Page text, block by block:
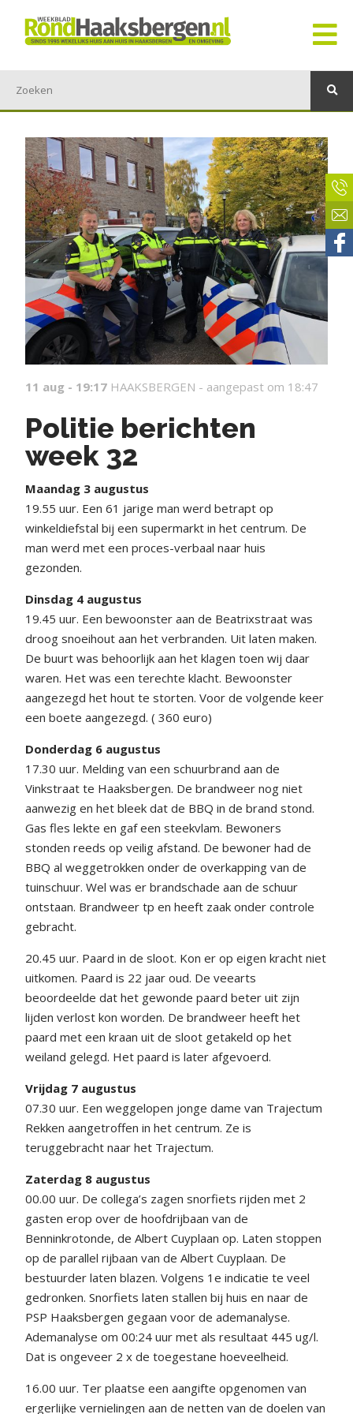
11 aug - 19:17 HAAKSBERGEN - aangepast om 18:47
Politie berichten
week 32
Maandag 3 augustus
19.55 uur. Een 61 jarige man werd betrapt op
winkeldiefstal bij een supermarkt in het centrum. De
man werd met een proces-verbaal naar huis
gezonden.
Dinsdag 4 augustus
19.45 uur. Een bewoonster aan de Beatrixstraat was
droog snoeihout aan het verbranden. Uit laten maken.
De buurt was behoorlijk aan het klagen toen wij daar
waren. Het was een terechte klacht. Bewoonster
aangezegd het hout te storten. Voor de volgende keer
een boete aangezegd. ( 360 euro)
Donderdag 6 augustus
17.30 uur. Melding van een schuurbrand aan de
Vinkstraat te Haaksbergen. De brandweer nog niet
aanwezig en het bleek dat de BBQ in de brand stond.
Gas fles lekte en gaf een steekvlam. Bewoners
stonden reeds op veilig afstand. De bewoner had de
BBQ al weggetrokken onder de overkapping van de
tuinschuur. Wel was er brandschade aan de schuur
ontstaan. Brandweer tp en heeft zaak onder controle
gebracht.
20.45 uur. Paard in de sloot. Kon er op eigen kracht niet
uitkomen. Paard is 22 jaar oud. De veearts
beoordeelde dat het gewonde paard beter uit zijn
lijden verlost kon worden. De brandweer heeft het
paard met een kraan uit de sloot getakeld op het
weiland gelegd. Het paard is later afgevoerd.
Vrijdag 7 augustus
07.30 uur. Een weggelopen jonge dame van Trajectum
Rekken aangetroffen in het centrum. Ze is
teruggebracht naar het Trajectum.
Zaterdag 8 augustus
00.00 uur. De collega’s zagen snorfiets rijden met 2
gasten erop over de hoofdrijbaan van de
Benninkrotonde, de Albert Cuyplaan op. Laten stoppen
op de parallel rijbaan van de Albert Cuyplaan. De
bestuurder laten blazen. Volgens 1 e indicatie te veel
gedronken. Snorfiets laten stallen bij huis en naar de
PSP Haaksbergen gegaan voor de ademanalyse.
Ademanalyse om 00:24 uur met als resultaat 445 ug/l.
Dat is ongeveer 2 x de toegestane hoeveelheid.
16.00 uur. Ter plaatse een aangifte opgenomen van
ergerlijke vernielingen aan de netten van de doelen van